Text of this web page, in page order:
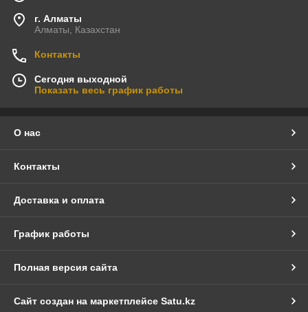
г. Алматы
Алматы, Казахстан
Контакты
Сегодня выходной
Показать весь график работы
О нас
Контакты
Доставка и оплата
График работы
Полная версия сайта
Сайт создан на маркетплейсе Satu.kz